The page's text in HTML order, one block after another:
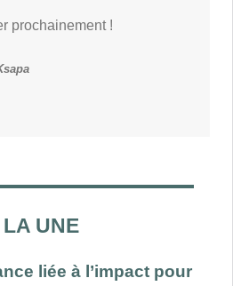
prochainement !
UNE
liée à l’impact pour